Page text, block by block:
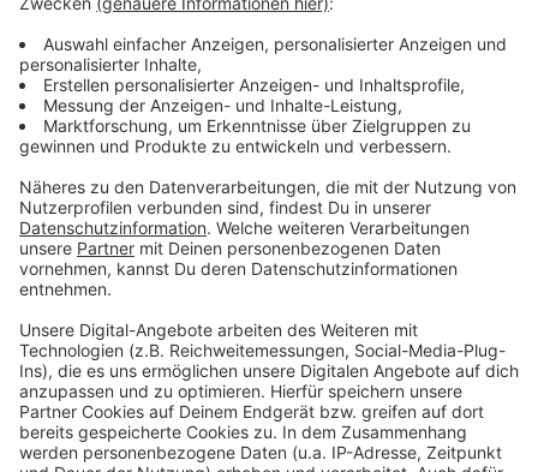
Weitere Meldungen aus Leverkusen
Anzeige
Abivorbereitungen in Leverkusen und im
Schulministerium
Apotheken rechnen mit viel Notdienst-Arbeit über
Ostern
Sperrung der Nobelstraße wird nochmal verlängert
Anzeige